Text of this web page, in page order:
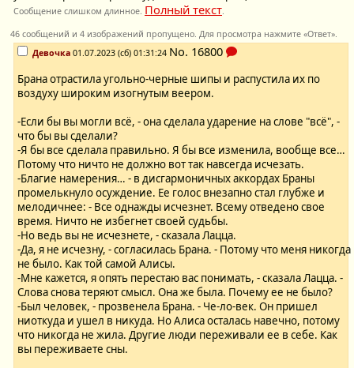
Сообщение слишком длинное. Полный текст.
46 сообщений и 4 изображений пропущено. Для просмотра нажмите «Ответ».
Девочка 01.07.2023 (сб) 01:31:24 No. 16800
Брана отрастила угольно-черные шипы и распустила их по
воздуху широким изогнутым веером.
-Если бы вы могли всё, - она сделала ударение на слове "всё", -
что бы вы сделали?
-Я бы все сделала правильно. Я бы все изменила, вообще все…
Потому что ничто не должно вот так навсегда исчезать.
-Благие намерения… - в дисгармоничных аккордах Браны
промелькнуло осуждение. Ее голос внезапно стал глубже и
мелодичнее: - Все однажды исчезнет. Всему отведено свое
время. Ничто не избегнет своей судьбы.
-Но ведь вы не исчезнете, - сказала Лацца.
-Да, я не исчезну, - согласилась Брана. - Потому что меня никогда
не было. Как той самой Алисы.
-Мне кажется, я опять перестаю вас понимать, - сказала Лацца. -
Слова снова теряют смысл. Она же была. Почему ее не было?
-Был человек, - прозвенела Брана. - Че-ло-век. Он пришел
ниоткуда и ушел в никуда. Но Алиса осталась навечно, потому
что никогда не жила. Другие люди переживали ее в себе. Как
вы переживаете сны.